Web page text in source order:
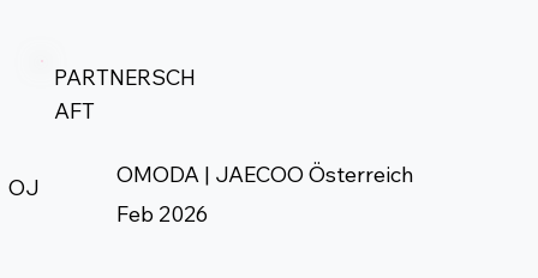
PARTNERSCH
AFT
OJ
OMODA | JAECOO Österreich
Feb 2026